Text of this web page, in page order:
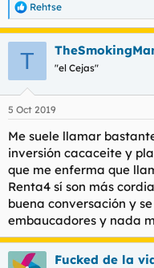
- Sí, claro. Por supuesto.
- Gracias.
No volvieron a cargarme
sin gritar a hacer la
pero sí con voz tranquila
mal que des las gracias
te asegure que va a
para allá cada dos por
mieles que con las hieles.
R
e
a
e
:
Rehtse
T "el Cejas"
5 Oct 2019
Me suele llamar
inversión cacaceite y
que me enferma que
Renta4 sí son más
buena conversación y
embaucadores y nada
Fucked de la